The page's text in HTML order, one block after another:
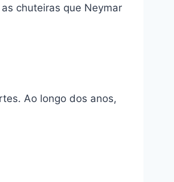
chuteiras que Neymar
Ao longo dos anos,